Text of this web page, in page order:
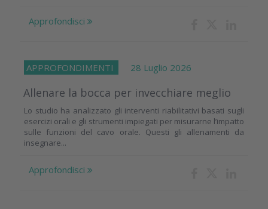
Approfondisci
APPROFONDIMENTI 28 Luglio 2026
Allenare la bocca per invecchiare meglio
Lo studio ha analizzato gli interventi riabilitativi basati sugli
esercizi orali e gli strumenti impiegati per misurarne l’impatto
sulle funzioni del cavo orale. Questi gli allenamenti da
insegnare...
Approfondisci